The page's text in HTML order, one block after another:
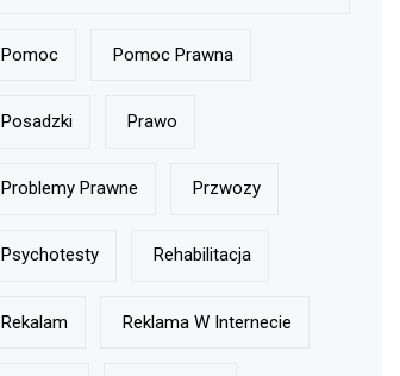
Pomoc Pomoc Prawna
Posadzki Prawo
Problemy Prawne Przwozy
Psychotesty Rehabilitacja
Rekalam Reklama W Internecie